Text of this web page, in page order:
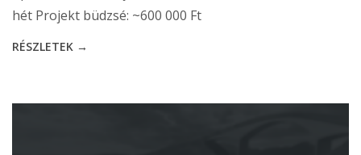
hét Projekt büdzsé: ~600 000 Ft
RÉSZLETEK →